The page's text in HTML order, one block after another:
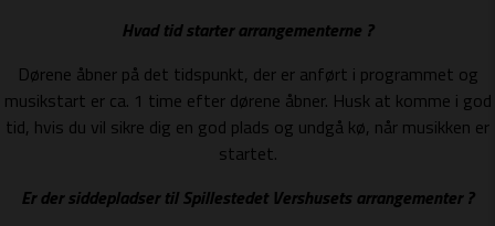
Hvad tid starter arrangementerne ?
Dørene åbner på det tidspunkt, der er anført i programmet og
musikstart er ca. 1 time efter dørene åbner. Husk at komme i god
tid, hvis du vil sikre dig en god plads og undgå kø, når musikken er
startet.
Er der siddepladser til Spillestedet Vershusets arrangementer ?